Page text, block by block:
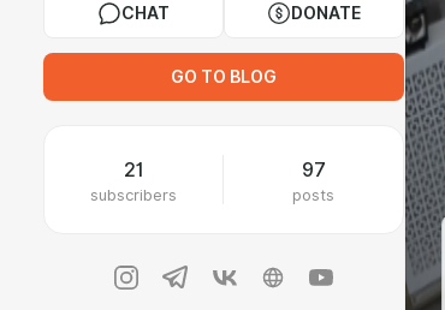
CHAT DONATE
GO TO BLOG
21
subscribers
97
posts